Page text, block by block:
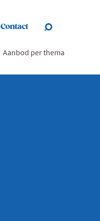
Contact
Aanbod per thema